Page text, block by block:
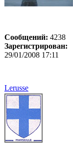
Сообщений: 4238
Зарегистрирован:
29/01/2008 17:11
Lerusse